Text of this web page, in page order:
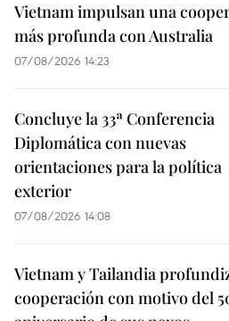
Vietnam impulsan una
más profunda con Australia
07/08/2026 14:23
Concluye la 33ª Conferencia
Diplomática con nuevas
orientaciones para la política
exterior
07/08/2026 14:08
Vietnam y Tailandia
cooperación con motivo del